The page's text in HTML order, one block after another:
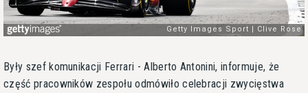
Były szef komunikacji Ferrari - Alberto Antonini, informuje, że
część pracowników zespołu odmówiło celebracji zwycięstwa